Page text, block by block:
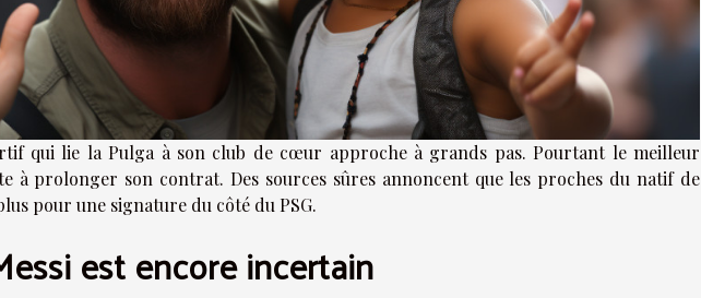
qui lie la Pulga à son club de cœur approche à grands pas. Pourtant le meilleur
à prolonger son contrat. Des sources sûres annoncent que les proches du natif de
pour une signature du côté du PSG.
est encore incertain